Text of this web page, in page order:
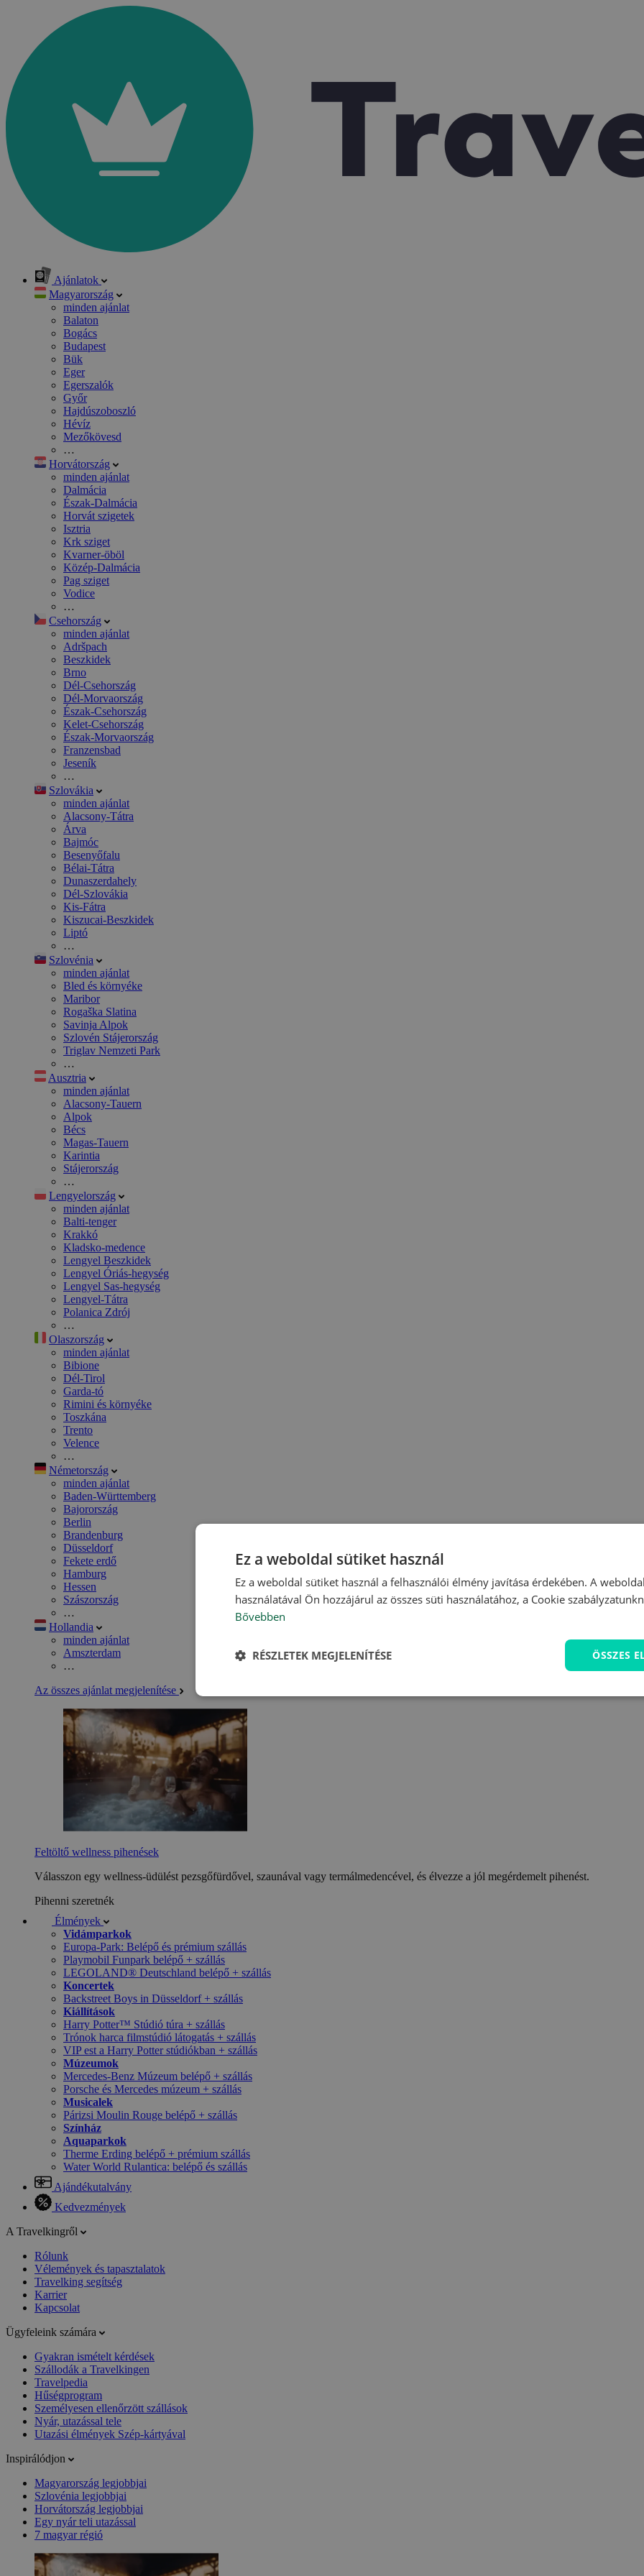
Ajánlatok
Magyarország
minden ajánlat
Balaton
Bogács
Budapest
Bük
Eger
Egerszalók
Győr
Hajdúszoboszló
Hévíz
Mezőkövesd
…
Horvátország
minden ajánlat
Dalmácia
Észak-Dalmácia
Horvát szigetek
Isztria
Krk sziget
Kvarner-öböl
Közép-Dalmácia
Pag sziget
Vodice
…
Csehország
minden ajánlat
Adršpach
Beszkidek
Brno
Dél-Csehország
Dél-Morvaország
Észak-Csehország
Kelet-Csehország
Észak-Morvaország
Franzensbad
Jeseník
…
Szlovákia
minden ajánlat
Alacsony-Tátra
Árva
Bajmóc
Besenyőfalu
Bélai-Tátra
Dunaszerdahely
Dél-Szlovákia
Kis-Fátra
Kiszucai-Beszkidek
Liptó
…
Szlovénia
minden ajánlat
Bled és környéke
Maribor
Rogaška Slatina
Savinja Alpok
Szlovén Stájerország
Triglav Nemzeti Park
…
Ausztria
minden ajánlat
Alacsony-Tauern
Alpok
Bécs
Magas-Tauern
Karintia
Stájerország
…
Lengyelország
minden ajánlat
Balti-tenger
Krakkó
Kladsko-medence
Lengyel Beszkidek
Lengyel Óriás-hegység
Lengyel Sas-hegység
Lengyel-Tátra
Polanica Zdrój
…
Olaszország
minden ajánlat
Bibione
Dél-Tirol
Garda-tó
Rimini és környéke
Toszkána
Trento
Velence
…
Németország
minden ajánlat
Baden-Württemberg
Bajorország
Berlin
Brandenburg
Düsseldorf
Fekete erdő
Hamburg
Hessen
Szászország
…
Hollandia
minden ajánlat
Amszterdam
…
Az összes ajánlat megjelenítése
Feltöltő wellness pihenések
Válasszon egy wellness-üdülést pezsgőfürdővel, szaunával vagy termálmedencével, és élvezze a jól megérdemelt pihenést.
Pihenni szeretnék
Élmények
Vidámparkok
Europa-Park: Belépő és prémium szállás
Playmobil Funpark belépő + szállás
LEGOLAND® Deutschland belépő + szállás
Koncertek
Backstreet Boys in Düsseldorf + szállás
Kiállítások
Harry Potter™ Stúdió túra + szállás
Trónok harca filmstúdió látogatás + szállás
VIP est a Harry Potter stúdiókban + szállás
Múzeumok
Mercedes-Benz Múzeum belépő + szállás
Porsche és Mercedes múzeum + szállás
Musicalek
Párizsi Moulin Rouge belépő + szállás
Színház
Aquaparkok
Therme Erding belépő + prémium szállás
Water World Rulantica: belépő és szállás
Ajándékutalvány
Kedvezmények
A Travelkingről
Rólunk
Vélemények és tapasztalatok
Travelking segítség
Karrier
Kapcsolat
Ügyfeleink számára
Gyakran ismételt kérdések
Szállodák a Travelkingen
Travelpedia
Hűségprogram
Személyesen ellenőrzött szállások
Nyár, utazással tele
Utazási élmények Szép-kártyával
Inspirálódjon
Magyarország legjobbjai
Szlovénia legjobbjai
Horvátország legjobbjai
Egy nyár teli utazással
7 magyar régió
Ez a weboldal sütiket használ
Ez a weboldal sütiket használ a felhasználói élmény javítása érdekében. A
használatával Ön hozzájárul az összes süti használatához, a Cookie
Bővebben
ÖSSZES
RÉSZLETEK MEGJELENÍTÉSE